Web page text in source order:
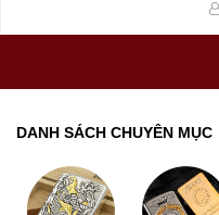
DANH SÁCH CHUYÊN MỤC